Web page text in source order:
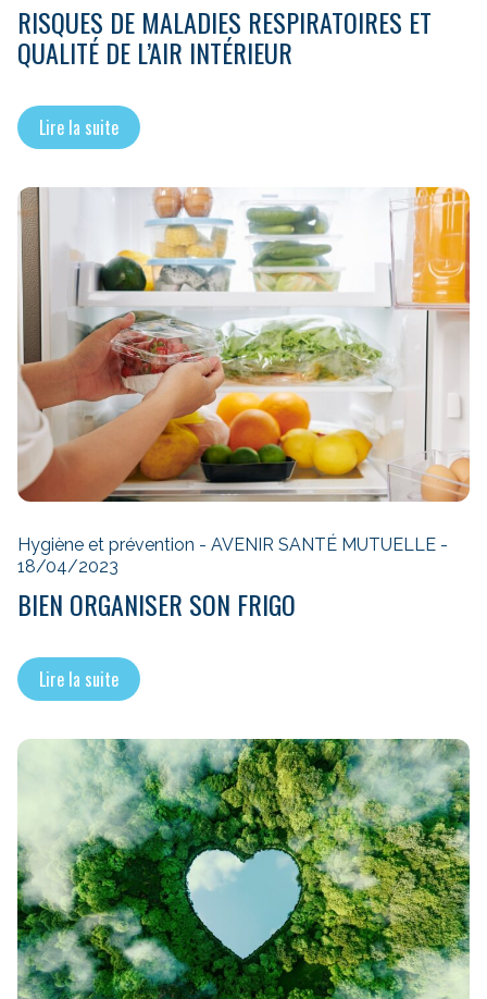
RISQUES DE MALADIES RESPIRATOIRES ET
QUALITÉ DE L’AIR INTÉRIEUR
Lire la suite
Hygiène et prévention - AVENIR SANTÉ MUTUELLE -
18/04/2023
BIEN ORGANISER SON FRIGO
Lire la suite